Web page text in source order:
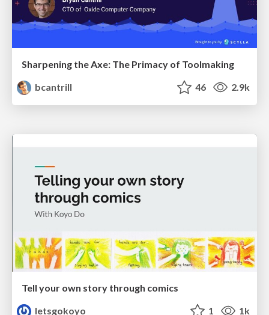
Sharpening the Axe: The Primacy of Toolmaking
bcantrill
46 2.9k
Tell your own story through comics
letsgokoyo
1 1k